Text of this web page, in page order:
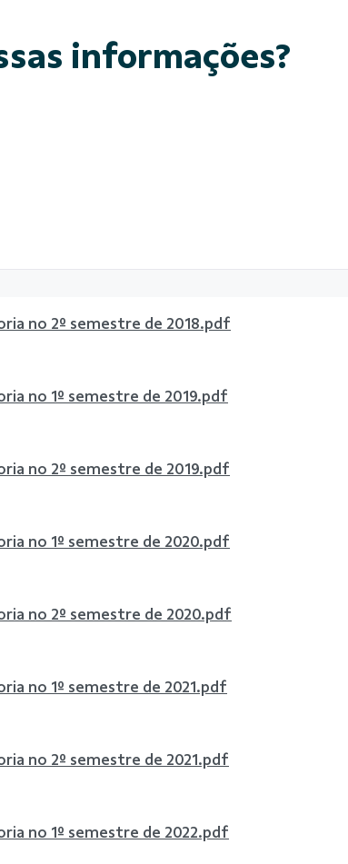
informações?
no 2º semestre de 2018.pdf
no 1º semestre de 2019.pdf
no 2º semestre de 2019.pdf
no 1º semestre de 2020.pdf
no 2º semestre de 2020.pdf
no 1º semestre de 2021.pdf
no 2º semestre de 2021.pdf
no 1º semestre de 2022.pdf